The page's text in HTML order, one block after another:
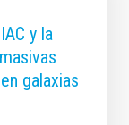
y la
galaxias